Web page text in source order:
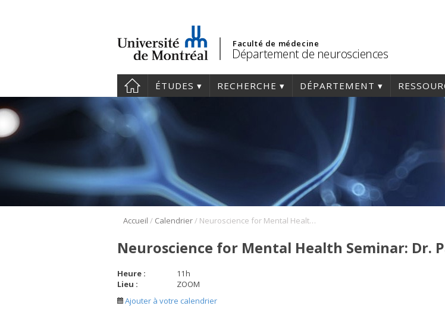
Faculté de médecine
Département de neurosciences
ÉTUDES RECHERCHE DÉPARTEMENT
Accueil / Calendrier/ Neuroscience for Mental Health Seminar: Dr. Paul Sabatini
Neuroscience for Mental Health Seminar: Dr.
Heure : 11h
Lieu :
ZOOM
Ajouter à votre calendrier